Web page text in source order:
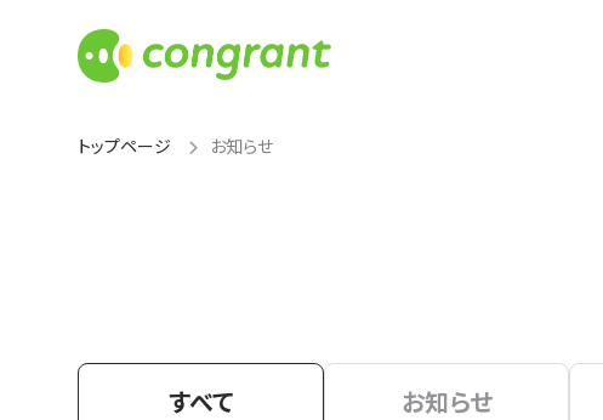
トップページ お知らせ
すべて お知らせ